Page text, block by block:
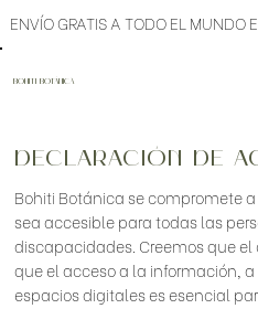
ENVÍO GRATIS A TODO EL MUNDO
BOHITI BOTÁNICA
DECLARACIÓN DE
Bohiti Botánica se compromete
sea accesible para todas las
discapacidades. Creemos que
que el acceso a la información,
espacios digitales es esencial